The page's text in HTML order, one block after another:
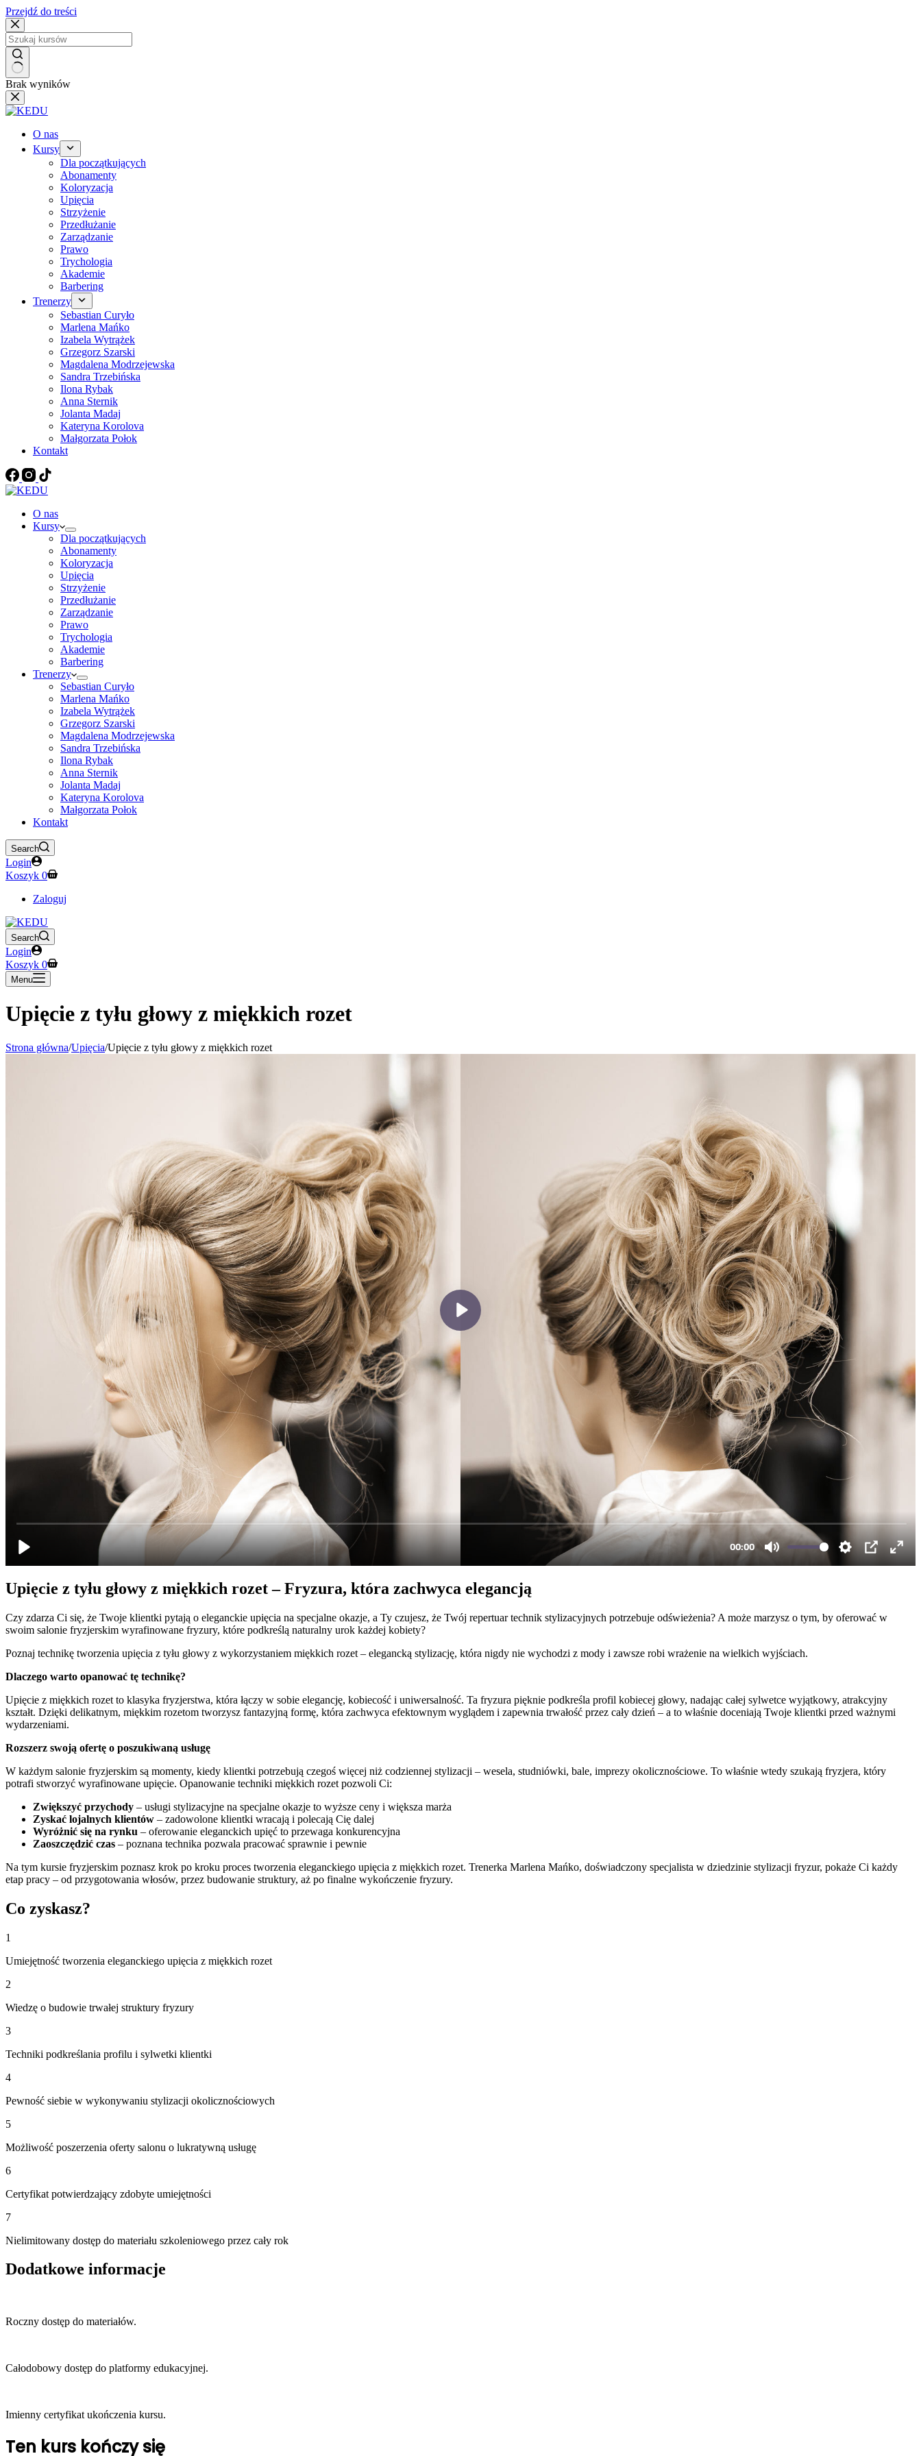
Przejdź do treści
Brak wyników
O nas
Kursy
Dla początkujących
Abonamenty
Koloryzacja
Upięcia
Strzyżenie
Przedłużanie
Zarządzanie
Prawo
Trychologia
Akademie
Barbering
Trenerzy
Sebastian Curyło
Marlena Mańko
Izabela Wytrążek
Grzegorz Szarski
Magdalena Modrzejewska
Sandra Trzebińska
Ilona Rybak
Anna Sternik
Jolanta Madaj
Kateryna Korolova
Małgorzata Połok
Kontakt
O nas
Kursy
Dla początkujących
Abonamenty
Koloryzacja
Upięcia
Strzyżenie
Przedłużanie
Zarządzanie
Prawo
Trychologia
Akademie
Barbering
Trenerzy
Sebastian Curyło
Marlena Mańko
Izabela Wytrążek
Grzegorz Szarski
Magdalena Modrzejewska
Sandra Trzebińska
Ilona Rybak
Anna Sternik
Jolanta Madaj
Kateryna Korolova
Małgorzata Połok
Kontakt
Search
Login
Koszyk 0
Zaloguj
Search
Login
Koszyk 0
Menu
Upięcie z tyłu głowy z miękkich rozet
Strona główna/Upięcia/Upięcie z tyłu głowy z miękkich rozet
Upięcie z tyłu głowy z miękkich rozet – Fryzura, która zachwyca elegancją
Czy zdarza Ci się, że Twoje klientki pytają o eleganckie upięcia na specjalne okazje, a Ty czujesz, że Twój repertuar technik stylizacyjnych potrzebuje odświeżenia? A może marzysz o tym, by oferować w
swoim salonie fryzjerskim wyrafinowane fryzury, które podkreślą naturalny urok każdej kobiety?
Poznaj technikę tworzenia upięcia z tyłu głowy z wykorzystaniem miękkich rozet – elegancką stylizację, która nigdy nie wychodzi z mody i zawsze robi wrażenie na wielkich wyjściach.
Dlaczego warto opanować tę technikę?
Upięcie z miękkich rozet to klasyka fryzjerstwa, która łączy w sobie elegancję, kobiecość i uniwersalność. Ta fryzura pięknie podkreśla profil kobiecej głowy, nadając całej sylwetce wyjątkowy, atrakcyjny
kształt. Dzięki delikatnym, miękkim rozetom tworzysz fantazyjną formę, która zachwyca efektownym wyglądem i zapewnia trwałość przez cały dzień – a to właśnie doceniają Twoje klientki przed ważnymi
wydarzeniami.
Rozszerz swoją ofertę o poszukiwaną usługę
W każdym salonie fryzjerskim są momenty, kiedy klientki potrzebują czegoś więcej niż codziennej stylizacji – wesela, studniówki, bale, imprezy okolicznościowe. To właśnie wtedy szukają fryzjera, który
potrafi stworzyć wyrafinowane upięcie. Opanowanie techniki miękkich rozet pozwoli Ci:
Zwiększyć przychody – usługi stylizacyjne na specjalne okazje to wyższe ceny i większa marża
Zyskać lojalnych klientów – zadowolone klientki wracają i polecają Cię dalej
Wyróżnić się na rynku – oferowanie eleganckich upięć to przewaga konkurencyjna
Zaoszczędzić czas – poznana technika pozwala pracować sprawnie i pewnie
Na tym kursie fryzjerskim poznasz krok po kroku proces tworzenia eleganckiego upięcia z miękkich rozet. Trenerka Marlena Mańko, doświadczony specjalista w dziedzinie stylizacji fryzur, pokaże Ci każdy
etap pracy – od przygotowania włosów, przez budowanie struktury, aż po finalne wykończenie fryzury.
Co zyskasz?
1
Umiejętność tworzenia eleganckiego upięcia z miękkich rozet
2
Wiedzę o budowie trwałej struktury fryzury
3
Techniki podkreślania profilu i sylwetki klientki
4
Pewność siebie w wykonywaniu stylizacji okolicznościowych
5
Możliwość poszerzenia oferty salonu o lukratywną usługę
6
Certyfikat potwierdzający zdobyte umiejętności
7
Nielimitowany dostęp do materiału szkoleniowego przez cały rok
Dodatkowe informacje
Roczny dostęp do materiałów.
Całodobowy dostęp do platformy edukacyjnej.
Imienny certyfikat ukończenia kursu.
Ten kurs kończy się